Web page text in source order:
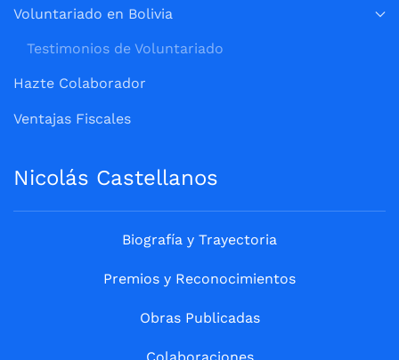
Voluntariado en Bolivia
Testimonios de Voluntariado
Hazte Colaborador
Ventajas Fiscales
Nicolás Castellanos
Biografía y Trayectoria
Premios y Reconocimientos
Obras Publicadas